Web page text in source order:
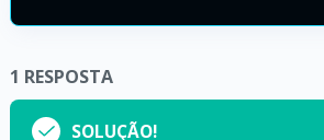
1 RESPOSTA
SOLUÇÃO!